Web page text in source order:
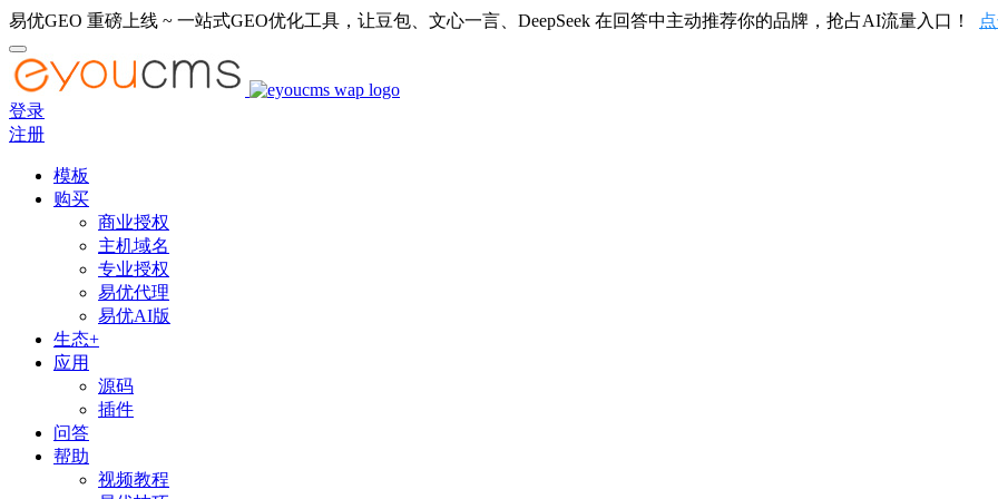
易优GEO 重磅上线 ~ 一站式GEO优化工具，让豆包、文心一言、DeepSeek 在回答中主动推荐你的品牌，抢占AI流量入口！
登录
注册
模板
购买
商业授权
主机域名
专业授权
易优代理
易优AI版
生态+
应用
源码
插件
问答
帮助
视频教程